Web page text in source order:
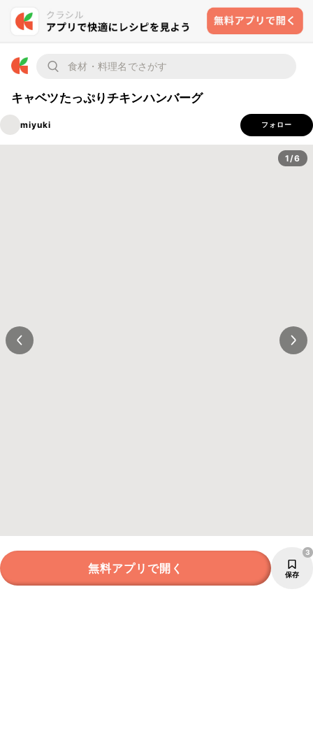
キャベツたっぷりチキンハンバーグ
miyuki フォロー
1/6
無料アプリで開く 保存
3